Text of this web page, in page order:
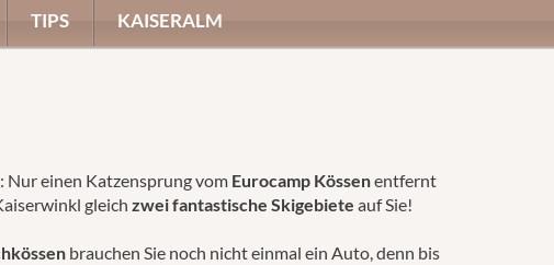
TIPS KAISERALM
Nur einen Katzensprung vom Eurocamp Kössenentfernt
gleich zwei fantastische Skigebiete auf Sie!
brauchen Sie noch nicht einmal ein Auto, denn bis